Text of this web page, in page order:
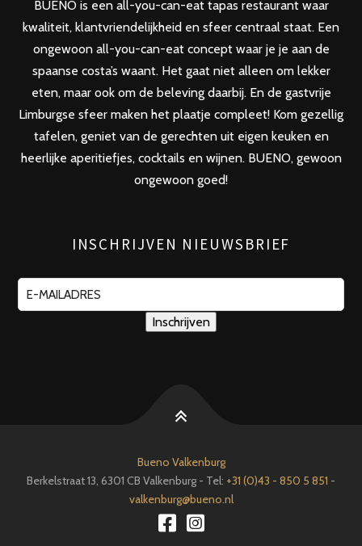
BUENO is een all-you-can-eat tapas restaurant waar
kwaliteit, klantvriendelijkheid en sfeer centraal staat. Een
ongewoon all-you-can-eat concept waar je je aan de
spaanse costa’s waant. Het gaat niet alleen om lekker
eten, maar ook om de beleving daarbij. En de gastvrije
Limburgse sfeer maken het plaatje compleet! Kom gezellig
tafelen, geniet van de gerechten uit eigen keuken en
heerlijke aperitiefjes, cocktails en wijnen. BUENO, gewoon
ongewoon goed!
INSCHRIJVEN NIEUWSBRIEF
Bueno Valkenburg
Berkelstraat 13, 6301 CB Valkenburg - Tel: +31 (0)43 - 850 5 851 -
valkenburg@bueno.nl